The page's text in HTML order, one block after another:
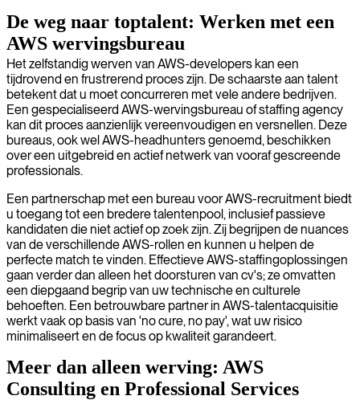
De weg naar toptalent: Werken met een
AWS wervingsbureau
Het zelfstandig werven van AWS-developers kan een
tijdrovend en frustrerend proces zijn. De schaarste aan talent
betekent dat u moet concurreren met vele andere bedrijven.
Een gespecialiseerd AWS-wervingsbureau of staffing agency
kan dit proces aanzienlijk vereenvoudigen en versnellen. Deze
bureaus, ook wel AWS-headhunters genoemd, beschikken
over een uitgebreid en actief netwerk van vooraf gescreende
professionals.
Een partnerschap met een bureau voor AWS-recruitment biedt
u toegang tot een bredere talentenpool, inclusief passieve
kandidaten die niet actief op zoek zijn. Zij begrijpen de nuances
van de verschillende AWS-rollen en kunnen u helpen de
perfecte match te vinden. Effectieve AWS-staffingoplossingen
gaan verder dan alleen het doorsturen van cv's; ze omvatten
een diepgaand begrip van uw technische en culturele
behoeften. Een betrouwbare partner in AWS-talentacquisitie
werkt vaak op basis van 'no cure, no pay', wat uw risico
minimaliseert en de focus op kwaliteit garandeert.
Meer dan alleen werving: AWS
Consulting en Professional Services